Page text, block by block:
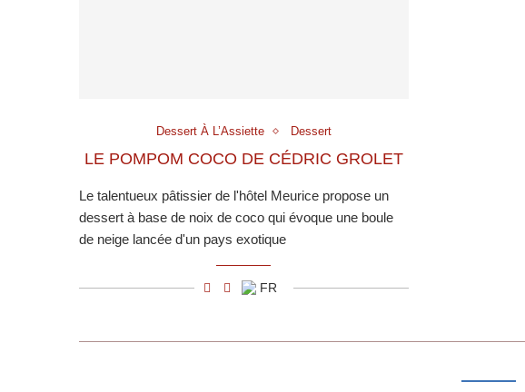
Dessert À L’Assiette Dessert
LE POMPOM COCO DE CÉDRIC GROLET
Le talentueux pâtissier de l'hôtel Meurice propose un
dessert à base de noix de coco qui évoque une boule
de neige lancée d'un pays exotique
FR